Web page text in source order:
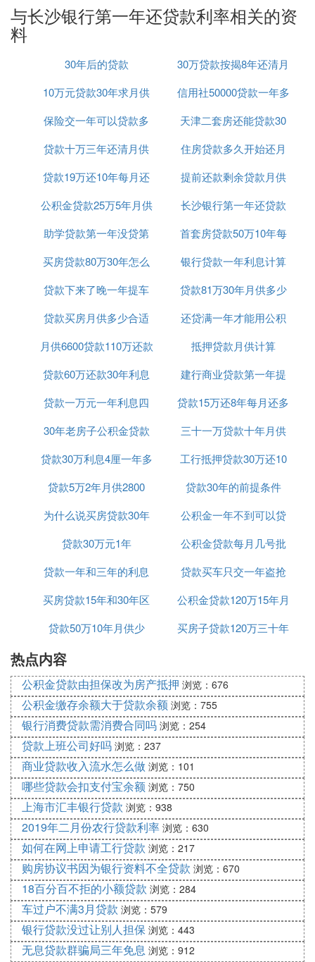
与长沙银行第一年还贷款利率相关的资
料
30年后的贷款
30万贷款按揭8年还清月
供多少
10万元贷款30年求月供
信用社50000贷款一年多
少利息是多少
保险交一年可以贷款多
少钱
天津二套房还能贷款30
年么
贷款十万三年还清月供
多少钱
住房贷款多久开始还月
供
贷款19万还10年每月还
款怎么算
提前还款剩余贷款月供
计算器
公积金贷款25万5年月供
长沙银行第一年还贷款
利率
助学贷款第一年没贷第
二年贷麻烦吗
首套房贷款50万10年每
月还多少钱
买房贷款80万30年怎么
计算公式
银行贷款一年利息计算
贷款下来了晚一年提车
可以吗
贷款81万30年月供多少
贷款买房月供多少合适
吗
还贷满一年才能用公积
金贷款吗
月供6600贷款110万还款
25年
抵押贷款月供计算
贷款60万还款30年利息
共计多少
建行商业贷款第一年提
前还款
贷款一万元一年利息四
百五
贷款15万还8年每月还多
少
30年老房子公积金贷款
期限
三十一万贷款十年月供
多少钱
贷款30万利息4厘一年多
少钱
工行抵押贷款30万还10
年
贷款5万2年月供2800
贷款30年的前提条件
为什么说买房贷款30年
好
公积金一年不到可以贷
款吗
贷款30万元1年
公积金贷款每月几号批
贷款一年和三年的利息
是多少钱
贷款买车只交一年盗抢
险可以吗
买房贷款15年和30年区
别
公积金贷款120万15年月
供多少钱
贷款50万10年月供少
买房子贷款120万三十年
热点内容
公积金贷款由担保改为房产抵押 浏览：676
公积金缴存余额大于贷款余额 浏览：755
银行消费贷款需消费合同吗 浏览：254
贷款上班公司好吗 浏览：237
商业贷款收入流水怎么做 浏览：101
哪些贷款会扣支付宝余额 浏览：750
上海市汇丰银行贷款 浏览：938
2019年二月份农行贷款利率 浏览：630
如何在网上申请工行贷款 浏览：217
购房协议书因为银行资料不全贷款 浏览：670
18百分百不拒的小额贷款 浏览：284
车过户不满3月贷款 浏览：579
银行贷款没过让别人担保 浏览：443
无息贷款群骗局三年免息 浏览：912